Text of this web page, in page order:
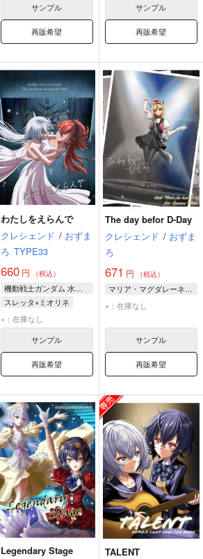
サンプル
再販希望
サンプル
再販希望
わたしをえらんで
クレシェンド / おずま
ろ TYPE33
660 円 （税込）
機動戦士ガンダム 水星の魔女
スレッタ×ミオリネ
ミオリネ・レンブラン
スレッタ・マーキュリー
×：在庫なし
サンプル
再販希望
The day befor D-Day
クレシェンド / おずま
ろ
671 円 （税込）
マリア・マグダレーネ・ディートリヒ
×：在庫なし
サンプル
再販希望
Legendary Stage
TALENT